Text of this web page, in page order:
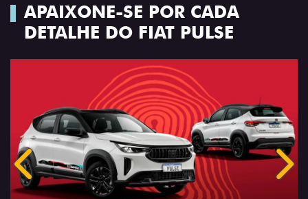
APAIXONE-SE POR CADA
DETALHE DO FIAT PULSE
Anterior